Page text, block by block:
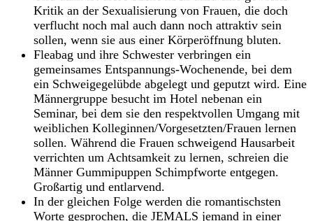
Kritik an der Sexualisierung von Frauen, die doch
verflucht noch mal auch dann noch attraktiv sein
sollen, wenn sie aus einer Körperöffnung bluten.
Fleabag und ihre Schwester verbringen ein
gemeinsames Entspannungs-Wochenende, bei dem
ein Schweigegelübde abgelegt und geputzt wird. Eine
Männergruppe besucht im Hotel nebenan ein
Seminar, bei dem sie den respektvollen Umgang mit
weiblichen Kolleginnen/Vorgesetzten/Frauen lernen
sollen. Während die Frauen schweigend Hausarbeit
verrichten um Achtsamkeit zu lernen, schreien die
Männer Gummipuppen Schimpfworte entgegen.
Großartig und entlarvend.
In der gleichen Folge werden die romantischsten
Worte gesprochen, die JEMALS jemand in einer